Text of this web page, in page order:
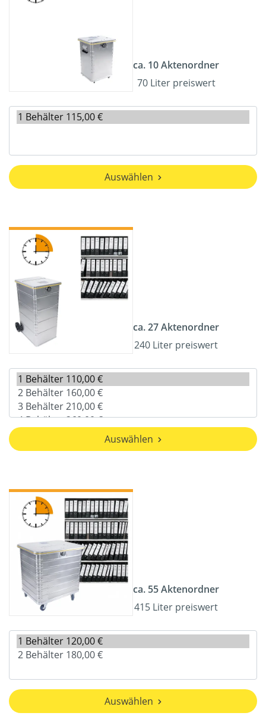
ca. 10 Aktenordner
70 Liter preiswert
Auswählen
ca. 27 Aktenordner
240 Liter preiswert
Auswählen
ca. 55 Aktenordner
415 Liter preiswert
Auswählen